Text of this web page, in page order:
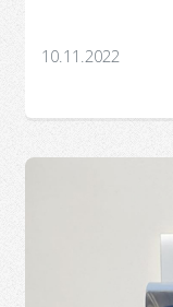
10.11.2022